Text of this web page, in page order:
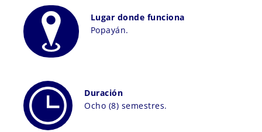
Lugar donde funciona
Popayán.
Duración
Ocho (8) semestres.